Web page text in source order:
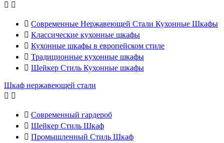
 
 Современные Нержавеющей Стали Кухонные Шкафы
 Классические кухонные шкафы
 Кухонные шкафы в европейском стиле
 Традиционные кухонные шкафы
 Шейкер Стиль Кухонные шкафы
Шкаф нержавеющей стали
 
 Современный гардероб
 Шейкер Стиль Шкаф
 Промышленный Стиль Шкаф